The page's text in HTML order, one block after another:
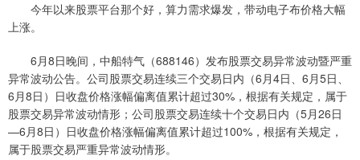
今年以来股票平台那个好，算力需求爆发，带动电子布价格大幅
上涨。
6月8日晚间，中船特气（688146）发布股票交易异常波动暨严重
异常波动公告。公司股票交易连续三个交易日内（6月4日、6月5日、
6月8日）日收盘价格涨幅偏离值累计超过30%，根据有关规定，属于
股票交易异常波动情形；公司股票交易连续十个交易日内（5月26日
—6月8日）日收盘价格涨幅偏离值累计超过100%，根据有关规定，
属于股票交易严重异常波动情形。